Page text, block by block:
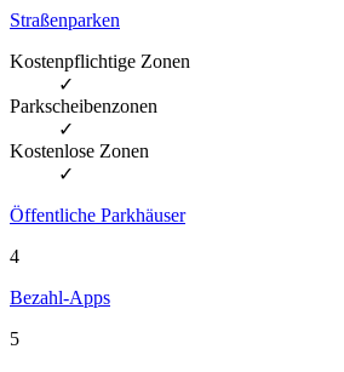
Straßenparken
Kostenpflichtige Zonen
✓
Parkscheibenzonen
✓
Kostenlose Zonen
✓
Öffentliche Parkhäuser
4
Bezahl-Apps
5